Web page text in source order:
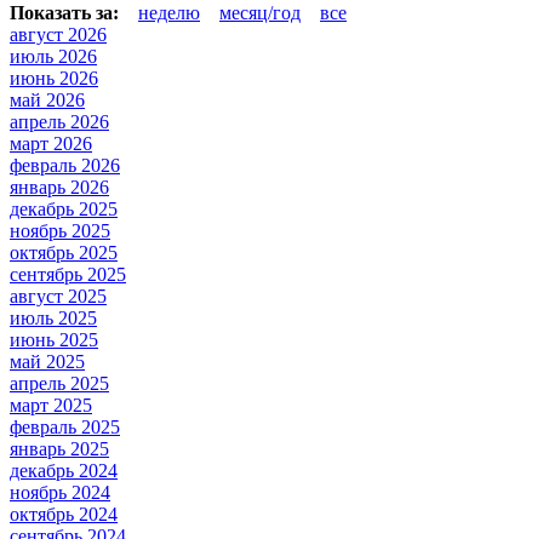
Показать за: неделю месяц/год
все
август 2026
июль 2026
июнь 2026
май 2026
апрель 2026
март 2026
февраль 2026
январь 2026
декабрь 2025
ноябрь 2025
октябрь 2025
сентябрь 2025
август 2025
июль 2025
июнь 2025
май 2025
апрель 2025
март 2025
февраль 2025
январь 2025
декабрь 2024
ноябрь 2024
октябрь 2024